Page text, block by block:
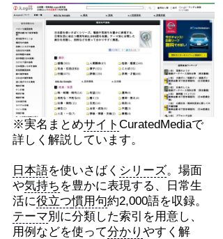
※実名まとめサイト CuratedMediaで
詳しく解説しています。
日本語を使いさばく シリーズ。場面
や気持ち を豊かに表現する、日常生
活に役立つ慣用句約2,000語を収録。
テーマ別に分類した索引を用意し、
用例などを使って分かり やすく解